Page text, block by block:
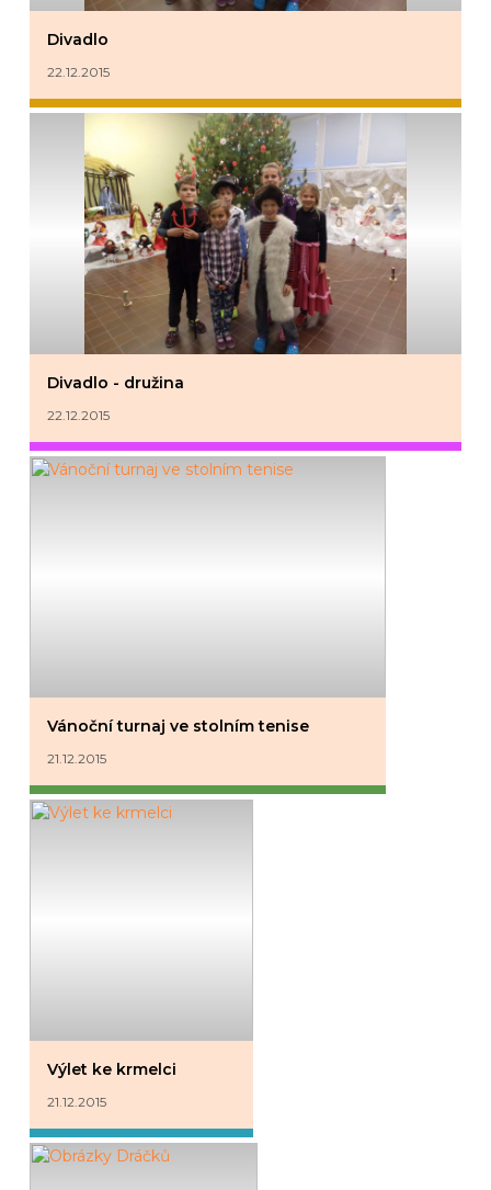
Divadlo
22.12.2015
Divadlo - družina
22.12.2015
Vánoční turnaj ve stolním tenise
21.12.2015
Výlet ke krmelci
21.12.2015